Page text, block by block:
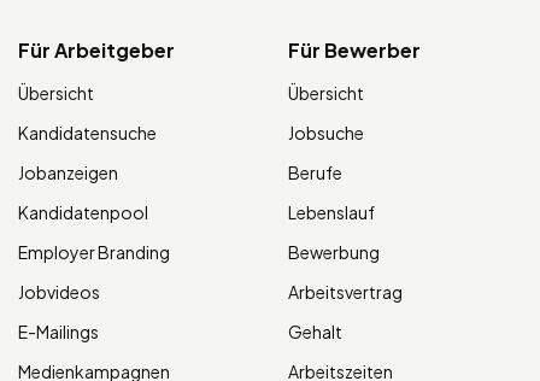
Für Arbeitgeber
Übersicht
Kandidatensuche
Jobanzeigen
Kandidatenpool
Employer Branding
Jobvideos
E-Mailings
Medienkampagnen
Für Bewerber
Übersicht
Jobsuche
Berufe
Lebenslauf
Bewerbung
Arbeitsvertrag
Gehalt
Arbeitszeiten